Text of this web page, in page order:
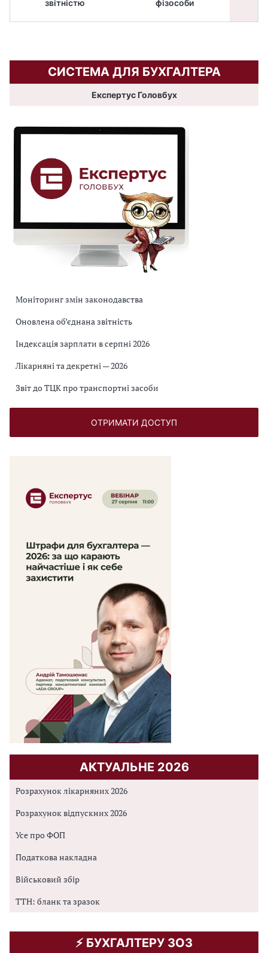
звітністю фізособи
СИСТЕМА ДЛЯ БУХГАЛТЕРА
Експертус Головбух
Моніторинг змін законодавства
Оновлена об’єднана звітність
Індексація зарплати в серпні 2026
Лікарняні та декретні — 2026
Звіт до ТЦК про транспортні засоби
ОТРИМАТИ ДОСТУП
АКТУАЛЬНЕ 2026
Розрахунок лікарняних 2026
Розрахунок відпускних 2026
Усе про ФОП
Податкова накладна
Військовий збір
ТТН: бланк та зразок
⚡️ БУХГАЛТЕРУ ЗОЗ